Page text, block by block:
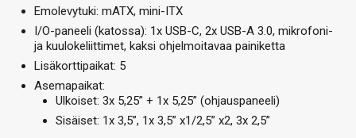
Emolevytuki: mATX, mini-ITX
I/O-paneeli (katossa): 1x USB-C, 2x USB-A 3.0, mikrofoni-
ja kuulokeliittimet, kaksi ohjelmoitavaa painiketta
Lisäkorttipaikat: 5
Asemapaikat:
Ulkoiset: 3x 5,25” + 1x 5,25” (ohjauspaneeli)
Sisäiset: 1x 3,5”, 1x 3,5” x1/2,5” x2, 3x 2,5”